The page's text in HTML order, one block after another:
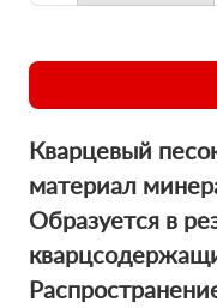
Кварцевый
материал
Образуется в